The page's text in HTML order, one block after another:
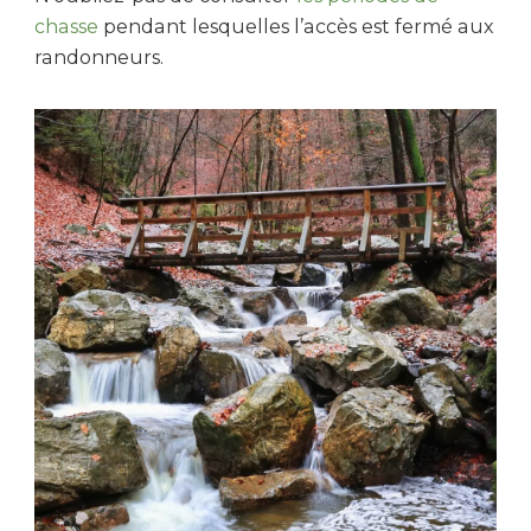
chasse pendant lesquelles l’accès est fermé aux
randonneurs.